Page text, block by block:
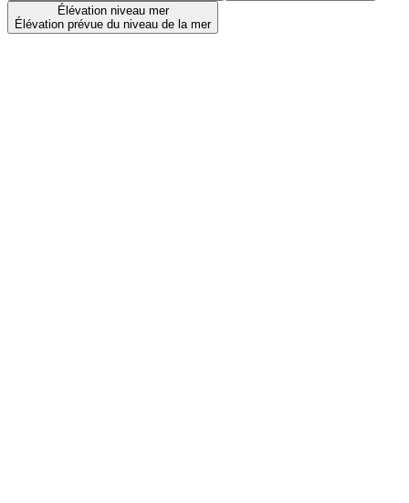
Élévation niveau mer
Élévation prévue du niveau de la mer